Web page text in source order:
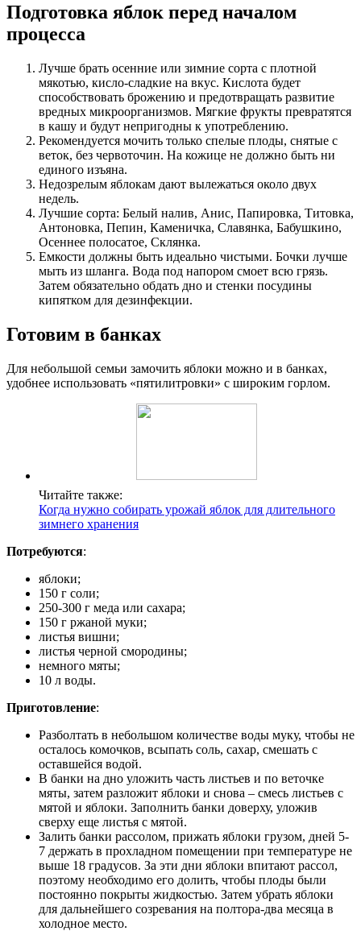
Подготовка яблок перед началом
процесса
Лучше брать осенние или зимние сорта с плотной
мякотью, кисло-сладкие на вкус. Кислота будет
способствовать брожению и предотвращать развитие
вредных микроорганизмов. Мягкие фрукты превратятся
в кашу и будут непригодны к употреблению.
Рекомендуется мочить только спелые плоды, снятые с
веток, без червоточин. На кожице не должно быть ни
единого изъяна.
Недозрелым яблокам дают вылежаться около двух
недель.
Лучшие сорта: Белый налив, Анис, Папировка, Титовка,
Антоновка, Пепин, Каменичка, Славянка, Бабушкино,
Осеннее полосатое, Склянка.
Емкости должны быть идеально чистыми. Бочки лучше
мыть из шланга. Вода под напором смоет всю грязь.
Затем обязательно обдать дно и стенки посудины
кипятком для дезинфекции.
Готовим в банках
Для небольшой семьи замочить яблоки можно и в банках,
удобнее использовать «пятилитровки» с широким горлом.
Читайте также:
Когда нужно собирать урожай яблок для длительного
зимнего хранения
Потребуются:
яблоки;
150 г соли;
250-300 г меда или сахара;
150 г ржаной муки;
листья вишни;
листья черной смородины;
немного мяты;
10 л воды.
Приготовление:
Разболтать в небольшом количестве воды муку, чтобы не
осталось комочков, всыпать соль, сахар, смешать с
оставшейся водой.
В банки на дно уложить часть листьев и по веточке
мяты, затем разложит яблоки и снова – смесь листьев с
мятой и яблоки. Заполнить банки доверху, уложив
сверху еще листья с мятой.
Залить банки рассолом, прижать яблоки грузом, дней 5-
7 держать в прохладном помещении при температуре не
выше 18 градусов. За эти дни яблоки впитают рассол,
поэтому необходимо его долить, чтобы плоды были
постоянно покрыты жидкостью. Затем убрать яблоки
для дальнейшего созревания на полтора-два месяца в
холодное место.